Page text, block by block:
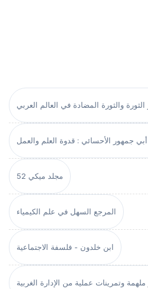
الثورة والثورة المضادة في العالم العربي
جمهور الأحسائي : قدوة العلم والعمل
مجلد ميكي 52
المرجع السهل في علم الكيمياء
ابن خلدون - فلسفة الاجتماعية
وتمرينات عملية من الإدارة الغربية